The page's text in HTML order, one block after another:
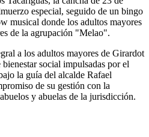
especial, seguido de un bingo
musical donde los adultos mayores
de la agrupación "Melao".
a los adultos mayores de Girardot
social impulsadas por el
la guía del alcalde Rafael
de su gestión con la
y abuelas de la jurisdicción.